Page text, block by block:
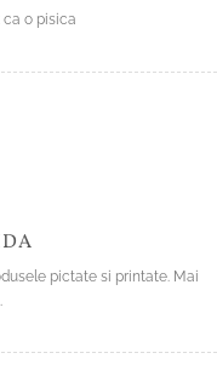
ca o pisica
pictate si printate. Mai
.